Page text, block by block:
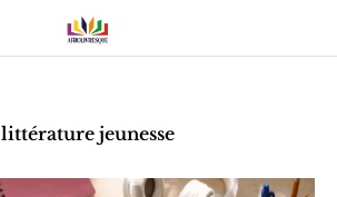
littérature jeunesse